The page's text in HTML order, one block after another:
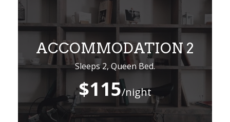
ACCOMMODATION 2
Sleeps 2, Queen Bed.
$115/night